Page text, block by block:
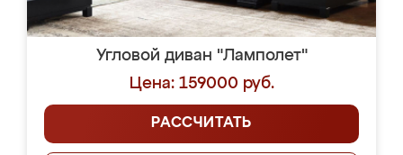
Угловой диван "Ламполет"
Цена: 159000 руб.
РАССЧИТАТЬ